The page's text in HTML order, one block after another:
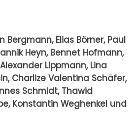
Bergmann, Elias Börner, Paul
Heyn, Bennet Hofmann,
Lippmann, Lina
Charlize Valentina Schäfer,
Schmidt, Thawid
Konstantin Weghenkel und